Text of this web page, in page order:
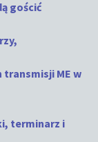
gościć
transmisji ME w
terminarz i